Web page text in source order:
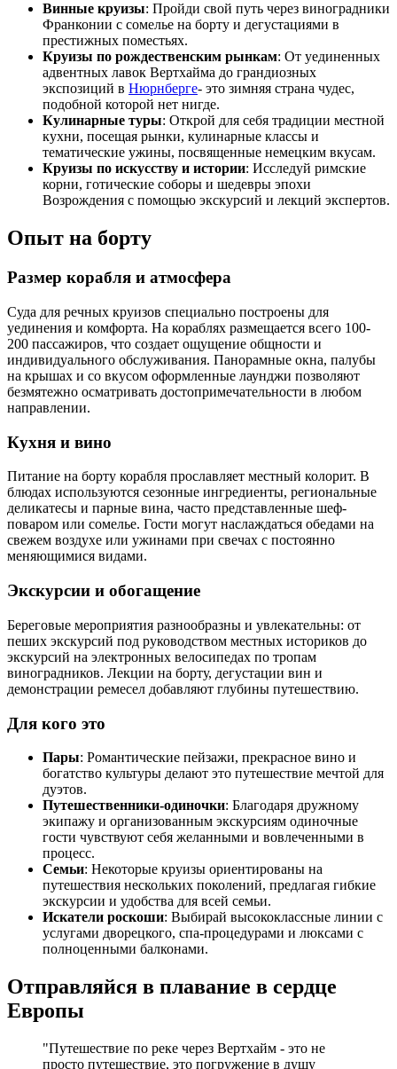
Винные круизы: Пройди свой путь через виноградники
Франконии с сомелье на борту и дегустациями в
престижных поместьях.
Круизы по рождественским рынкам: От уединенных
адвентных лавок Вертхайма до грандиозных
экспозиций в Нюрнберге- это зимняя страна чудес,
подобной которой нет нигде.
Кулинарные туры: Открой для себя традиции местной
кухни, посещая рынки, кулинарные классы и
тематические ужины, посвященные немецким вкусам.
Круизы по искусству и истории: Исследуй римские
корни, готические соборы и шедевры эпохи
Возрождения с помощью экскурсий и лекций экспертов.
Опыт на борту
Размер корабля и атмосфера
Суда для речных круизов специально построены для
уединения и комфорта. На кораблях размещается всего 100-
200 пассажиров, что создает ощущение общности и
индивидуального обслуживания. Панорамные окна, палубы
на крышах и со вкусом оформленные лаунджи позволяют
безмятежно осматривать достопримечательности в любом
направлении.
Кухня и вино
Питание на борту корабля прославляет местный колорит. В
блюдах используются сезонные ингредиенты, региональные
деликатесы и парные вина, часто представленные шеф-
поваром или сомелье. Гости могут наслаждаться обедами на
свежем воздухе или ужинами при свечах с постоянно
меняющимися видами.
Экскурсии и обогащение
Береговые мероприятия разнообразны и увлекательны: от
пеших экскурсий под руководством местных историков до
экскурсий на электронных велосипедах по тропам
виноградников. Лекции на борту, дегустации вин и
демонстрации ремесел добавляют глубины путешествию.
Для кого это
Пары: Романтические пейзажи, прекрасное вино и
богатство культуры делают это путешествие мечтой для
дуэтов.
Путешественники-одиночки: Благодаря дружному
экипажу и организованным экскурсиям одиночные
гости чувствуют себя желанными и вовлеченными в
процесс.
Семьи: Некоторые круизы ориентированы на
путешествия нескольких поколений, предлагая гибкие
экскурсии и удобства для всей семьи.
Искатели роскоши: Выбирай высококлассные линии с
услугами дворецкого, спа-процедурами и люксами с
полноценными балконами.
Отправляйся в плавание в сердце
Европы
"Путешествие по реке через Вертхайм - это не
просто путешествие, это погружение в душу